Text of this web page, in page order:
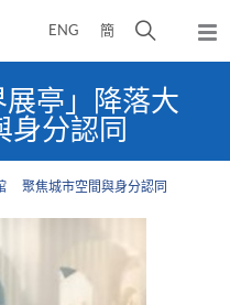
ENG 簡
開
搜
尋
面
彈
出
亭」降落大
分認同
聚焦城市空間與身分認同